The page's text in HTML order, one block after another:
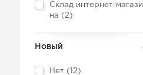
Склад интернет-магази
на ( 2)
Новый
Нет ( 12)